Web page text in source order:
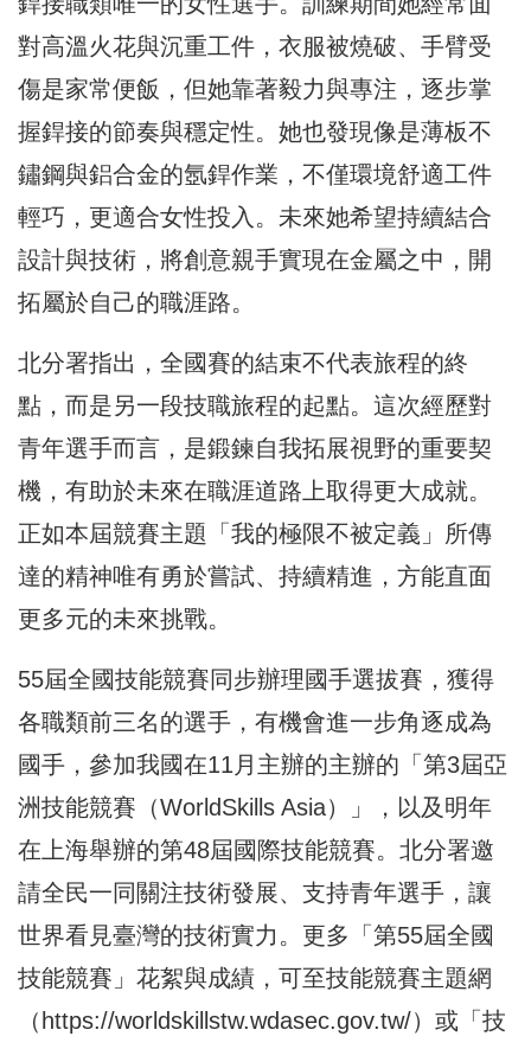
對高溫火花與沉重工件，衣服被燒破、手臂受
傷是家常便飯，但她靠著毅力與專注，逐步掌
握銲接的節奏與穩定性。她也發現像是薄板不
鏽鋼與鋁合金的氬銲作業，不僅環境舒適工件
輕巧，更適合女性投入。未來她希望持續結合
設計與技術，將創意親手實現在金屬之中，開
拓屬於自己的職涯路。
北分署指出，全國賽的結束不代表旅程的終
點，而是另一段技職旅程的起點。這次經歷對
青年選手而言，是鍛鍊自我拓展視野的重要契
機，有助於未來在職涯道路上取得更大成就。
正如本屆競賽主題「我的極限不被定義」所傳
達的精神唯有勇於嘗試、持續精進，方能直面
更多元的未來挑戰。
55屆全國技能競賽同步辦理國手選拔賽，獲得
各職類前三名的選手，有機會進一步角逐成為
國手，參加我國在11月主辦的主辦的「第3屆亞
洲技能競賽（WorldSkills Asia）」，以及明年
在上海舉辦的第48屆國際技能競賽。北分署邀
請全民一同關注技術發展、支持青年選手，讓
世界看見臺灣的技術實力。更多「第55屆全國
技能競賽」花絮與成績，可至技能競賽主題網
（ https://worldskillstw.wdasec.gov.tw/）或「技